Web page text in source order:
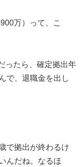
万）って、こ
ったら、確定拠出年
で、退職金を出し
で拠出が終わるけ
んだね。なるほ